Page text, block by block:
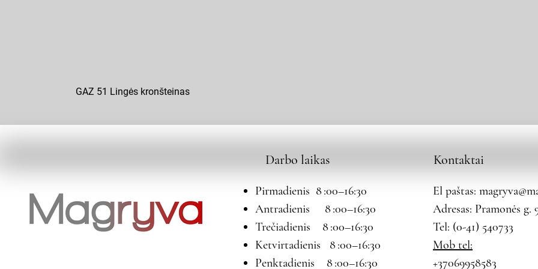
GAZ 51 Lingės kronšteinas
Darbo laikas
Pirmadienis 8 :00–16:30
Antradienis 8 :00–16:30
Trečiadienis 8 :00–16:30
Ketvirtadienis 8 :00–16:30
Penktadienis 8 :00–16:30
Kontaktai
El paštas:
Adresas: Pramonės g.
Tel: (0-41) 540733
Mob tel:
+37069958583